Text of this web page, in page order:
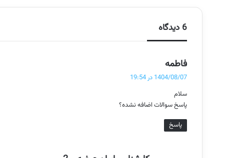
6 دیدگاه
فاطمه
ف
1404/08/07 در 19:54
سلام
پاسخ سوالات اضافه نشده؟
پاسخ